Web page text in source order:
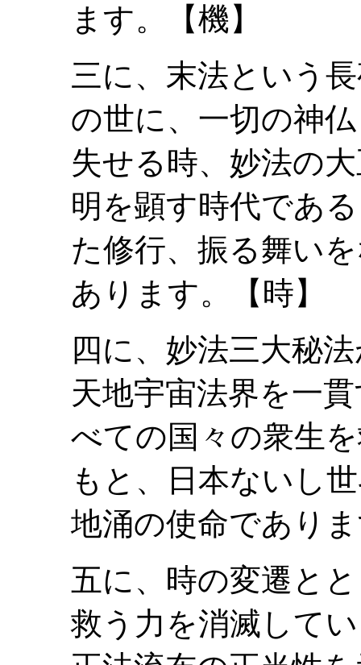
ます。【機】
三に、末法という
の世に、一切の神
失せる時、妙法の
明を顕す時代であ
た修行、振る舞い
あります。【時】
四に、妙法三大秘
天地宇宙法界を一
べての国々の衆生
もと、日本ないし
地涌の使命であり
五に、時の変遷と
救う力を消滅して